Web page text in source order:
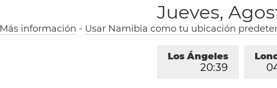
Jueves,
Más información - Usar Namibia como tu ubicación
0
Los Ángeles
20:39